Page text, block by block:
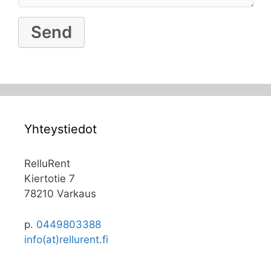
Yhteystiedot
RelluRent
Kiertotie 7
78210 Varkaus
p. 0449803388
info(at)rellurent.fi